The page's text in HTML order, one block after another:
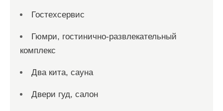
Гостехсервис
Гюмри, гостинично-развлекательный
комплекс
Два кита, сауна
Двери гуд, салон